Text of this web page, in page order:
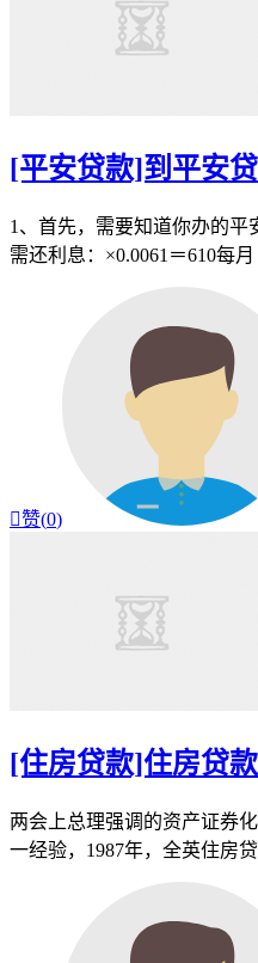
[平安贷款]到平安
1、首先，需要知道你办的平
需还利息：×0.0061＝610每月
赞(0)
[住房贷款]住房贷
两会上总理强调的资产证券
一经验，1987年，全英住房